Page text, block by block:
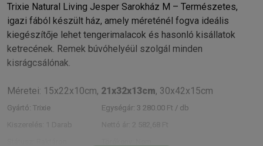
Trixie Natural Living Jesper Sarokház M – Természetes,
igazi fából készült ház, amely méreténél fogva ideális
kiegészítője lehet tengerimalacok és hasonló kisállatok
ketrecének. Remek búvóhelyéül szolgál minden
kisrágcsálónak.
Méretei: 15x22x10cm, 21x32x13cm, 30x42x15cm
Gyártó: Trixie
Egységár: 3 280.00 Ft / db